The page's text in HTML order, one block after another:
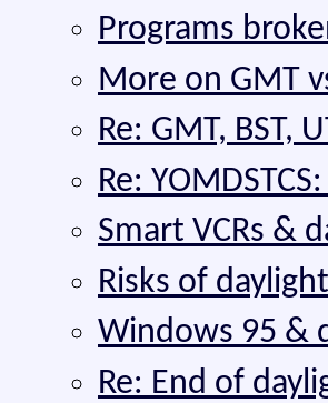
Programs
More on GMT
Re: GMT, BST,
Re:
Smart VCRs &
Risks of
Windows 95 &
Re: End of